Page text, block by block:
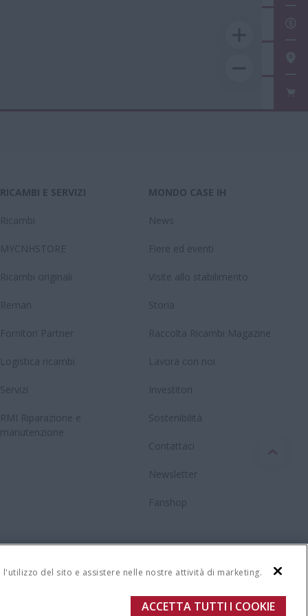
RICAMBI E SERVIZI
Ricambi
MYCNHSTORE
Ricambi originali
Reman
Fornitori Partner
Logistica ricambi
Servizi
RMI Riparazione e
manutenzione
MONDO CASE IH
News
Fiere ed eventi
Visite allo stabilimento
Storia
Raccolta Ricambi Magazine
Lavora con noi
Investitori
Sostenibilità
Contattaci
Newsletter
Fanshop
del sito e assistere nelle nostre attività di marketing.
ACCETTA TUTTI I COOKIE